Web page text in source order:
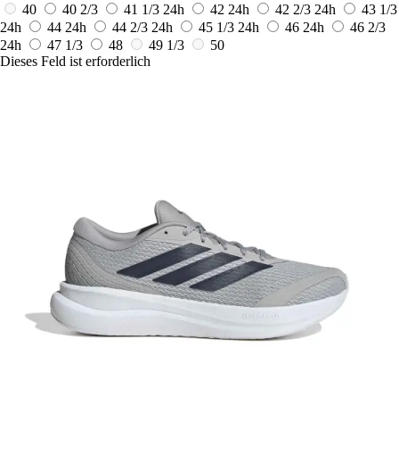
40
40 2/3 41 1/3 24h 42 24h 42 2/3 24h
43 1/3
24h
44 24h 44 2/3 24h 45 1/3 24h 46 24h
46 2/3
24h
47 1/3 48 49 1/3
50
Dieses Feld ist erforderlich